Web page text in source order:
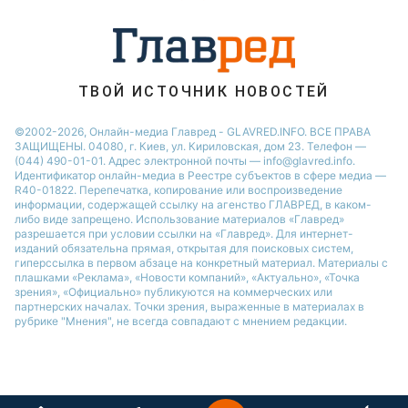
Новости Днепра
Новости Запорожья
Новости Тернополя
Новости Одессы
ТВОЙ ИСТОЧНИК НОВОСТЕЙ
©2002-2026, Онлайн-медиа Главред - GLAVRED.INFO. ВСЕ ПРАВА
ЗАЩИЩЕНЫ. 04080, г. Киев, ул. Кириловская, дом 23. Телефон —
(044) 490-01-01. Адрес электронной почты — info@glavred.info.
Идентификатор онлайн-медиа в Реестре cубъектов в сфере медиа —
R40-01822. Перепечатка, копирование или воспроизведение
информации, содержащей ссылку на агенство ГЛАВРЕД, в каком-
либо виде запрещено. Использование материалов «Главред»
разрешается при условии ссылки на «Главред». Для интернет-
изданий обязательна прямая, открытая для поисковых систем,
гиперссылка в первом абзаце на конкретный материал. Материалы с
плашками «Реклама», «Новости компаний», «Актуально», «Точка
зрения», «Официально» публикуются на коммерческих или
партнерских началах. Точки зрения, выраженные в материалах в
рубрике "Мнения", не всегда совпадают с мнением редакции.